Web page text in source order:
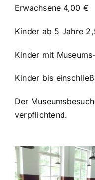
Erwachsene 4,00 €
Kinder ab 5 Jahre
Kinder mit
Kinder bis
Der
verpflichtend.